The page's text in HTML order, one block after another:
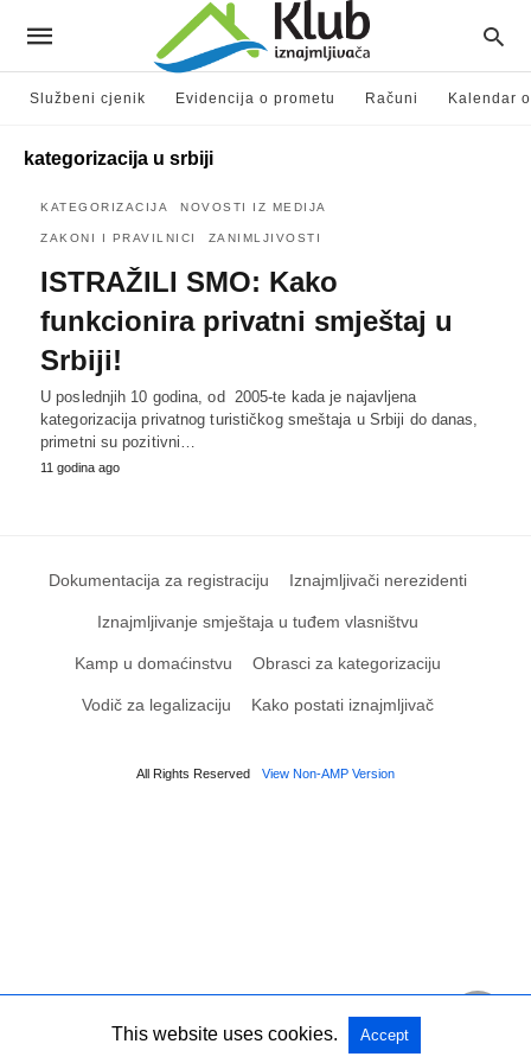
Službeni cjenik Evidencija o prometu Računi Kalendar
kategorizacija u srbiji
KATEGORIZACIJA NOVOSTI IZ MEDIJA
ZAKONI I PRAVILNICI ZANIMLJIVOSTI
ISTRAŽILI SMO: Kako
funkcionira privatni smještaj u
Srbiji!
U poslednjih 10 godina, od 2005-te kada je najavljena
kategorizacija privatnog turističkog smeštaja u Srbiji do danas,
primetni su pozitivni…
11 godina ago
Dokumentacija za registraciju Iznajmljivači nerezidenti
Iznajmljivanje smještaja u tuđem vlasništvu
Kamp u domaćinstvu Obrasci za kategorizaciju
Vodič za legalizaciju Kako postati iznajmljivač
All Rights Reserved View Non-AMP Version
This website uses cookies. Accept